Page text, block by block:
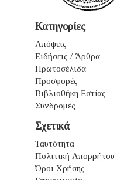
Κατηγορίες
Απόψεις
Ειδήσεις / Άρθρα
Πρωτοσέλιδα
Προσφορές
Βιβλιοθήκη Εστίας
Συνδρομές
Σχετικά
Ταυτότητα
Πολιτική Απορρήτου
Όροι Χρήσης